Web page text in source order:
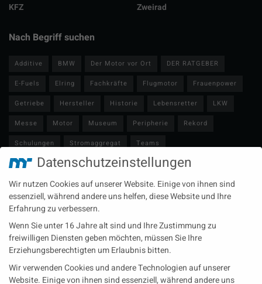
KFZ
Zweirad
Nach Begriff suchen
Additive BMW Der Motor vor Ort
DER RATGEBER
E-Fuels
Elring Fachkräfte Flugmotor
Frauenpower
Getriebe
Hersteller Historie Lebensretter
LKW
Messe
Motor Museum Peripherie
Rekord
Schulungen
Stromaggregat
Teams
Technische Redaktion
Turbolader Video
Zulieferer
Öl-E-Fuels-Schmierstoffe
Neueste Beiträge
Wärme aus der Tiefe MTU heizt künftig mit Geothermie
MAN Engines bringt D3872 für die Stromversorgung im
Marinebereich
Datenschutzeinstellungen
Wir nutzen Cookies auf unserer Website. Einige von ihnen sind
essenziell, während andere uns helfen, diese Website und Ihre
Erfahrung zu verbessern.
Wenn Sie unter 16 Jahre alt sind und Ihre Zustimmung zu
freiwilligen Diensten geben möchten, müssen Sie Ihre
Erziehungsberechtigten um Erlaubnis bitten.
Wir verwenden Cookies und andere Technologien auf unserer
Website. Einige von ihnen sind essenziell, während andere uns